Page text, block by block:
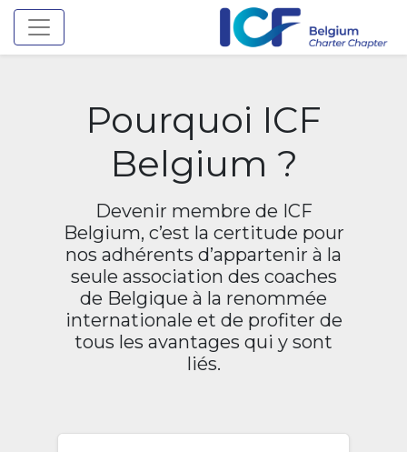
Toggle navigation
Pourquoi ICF
Belgium ?
Devenir membre de ICF
Belgium, c’est la certitude pour
nos adhérents d’appartenir à la
seule association des coaches
de Belgique à la renommée
internationale et de profiter de
tous les avantages qui y sont
liés.